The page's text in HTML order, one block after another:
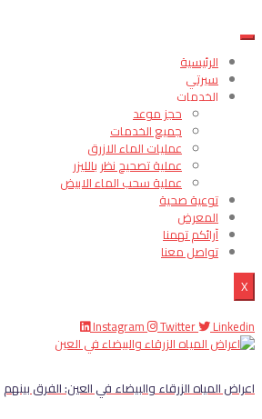
الرئيسية
سيرتي
الخدمات
حجز موعد
جميع الخدمات
عمليات الماء الازرق
عملية تصحيح نظر بالليزر
عملية سحب الماء الابيض
توعية صحية
المعرض
آرائكم تهمنا
تواصل معنا
X
Instagram Twitter Linkedin
اعراض المياه الزرقاء والبيضاء في العين: الفرق بينهم